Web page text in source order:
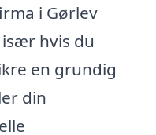
i Gørlev
hvis du
en grundig
din